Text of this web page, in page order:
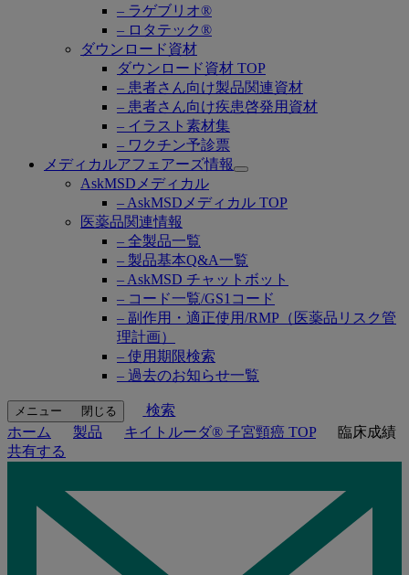
– ラゲブリオ®
– ロタテック®
ダウンロード資材
ダウンロード資材 TOP
– 患者さん向け製品関連資材
– 患者さん向け疾患啓発用資材
– イラスト素材集
– ワクチン予診票
メディカルアフェアーズ情報
Open
AskMSDメディカル
– AskMSDメディカル TOP
医薬品関連情報
– 全製品一覧
– 製品基本Q&A一覧
– AskMSD チャットボット
– コード一覧/GS1コード
– 副作用・適正使用/RMP（医薬品リスク管
理計画）
– 使用期限検索
– 過去のお知らせ一覧
メニュー 閉じる
検索
ホーム
製品 キイトルーダ® 子宮頸癌 TOP
臨床成績
共有する